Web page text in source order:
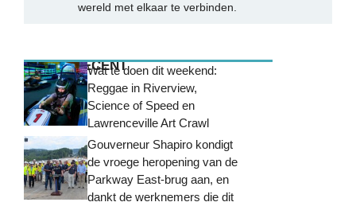
wereld met elkaar te verbinden.
MEEST RECENTWat te doen dit weekend:
Reggae in Riverview,
Science of Speed ​​en
Lawrenceville Art Crawl
Gouverneur Shapiro kondigt
de vroege heropening van de
Parkway East-brug aan, en
dankt de werknemers die dit